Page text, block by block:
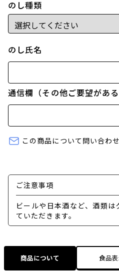
のし種類
のし氏名
通信欄（その他ご要望があ
この商品について問い合わ
ご注意事項
ビールや日本酒など、酒類
ていただきます。
商品について 食品